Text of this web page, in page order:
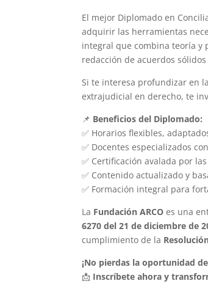
El mejor Diplomado en
adquirir las herramientas
integral que combina teoría y
redacción de acuerdos
Si te interesa profundizar en
extrajudicial en derecho, te
📌 Beneficios del Diplomado:
✅ Horarios flexibles,
✅ Docentes especializados
✅ Certificación avalada por
✅ Contenido actualizado y
✅ Formación integral para
La Fundación ARCO es una
6270 del 21 de diciembre de
cumplimiento de la
¡No pierdas la oportunidad
📩 Inscríbete ahora y